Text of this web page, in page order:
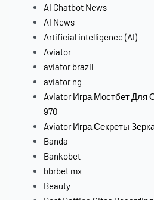
AI Chatbot News
AI News
Artificial intelligence (AI)
Aviator
aviator brazil
aviator ng
Aviator Игра Мостбет Для
970
Aviator Игра Секреты
Banda
Bankobet
bbrbet mx
Beauty